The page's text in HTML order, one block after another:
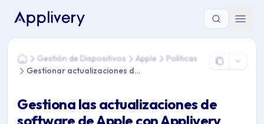
Estás aquí: Home > Gestión de Dispositivos > Apple >
HomeGestión de Dispositivos Apple
Políticas
Gestionar actualizaciones del OS
Gestiona las actualizaciones de
software de Apple con Applivery